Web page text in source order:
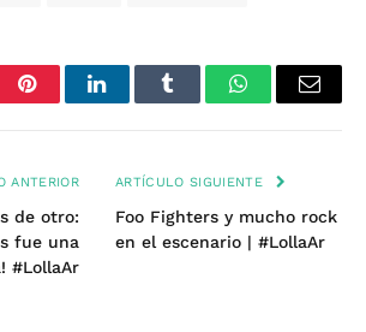
PinterestLinkedInTumblr WhatsAppEmail
ANTERIOR
de otro:
fue una
#LollaAr
ARTÍCULO SIGUIENTE
Foo Fighters y mucho rock
en el escenario | #LollaAr